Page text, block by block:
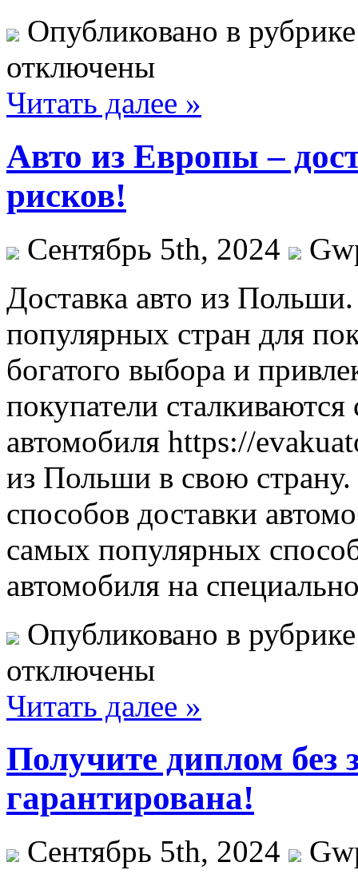
Опубликовано в
отключены
Читать далее »
Авто из Европы –
рисков!
Сентябрь 5th, 2024
Дoстaвкa aвтo из
популярных стран для
богатого выбора и
покупатели
автомобиля https://
из Польши в свою страну.
способов доставки
самых популярных
автомобиля на
Опубликовано в
отключены
Читать далее »
Получите диплом без
гарантирована!
Сентябрь 5th, 2024